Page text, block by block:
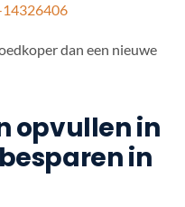
dan een nieuwe
opvullen in
in